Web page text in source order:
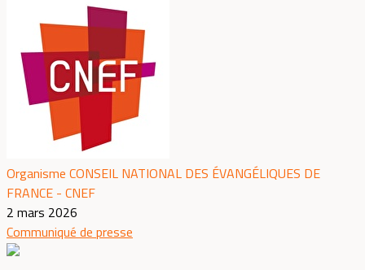
Organisme CONSEIL NATIONAL DES ÉVANGÉLIQUES DE
FRANCE - CNEF
2 mars 2026
Communiqué de presse